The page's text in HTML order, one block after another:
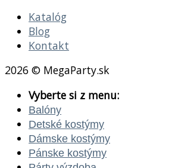
Katalóg
Blog
Kontakt
2026 © MegaParty.sk
Vyberte si z menu:
Balóny
Detské kostýmy
Dámske kostýmy
Pánske kostýmy